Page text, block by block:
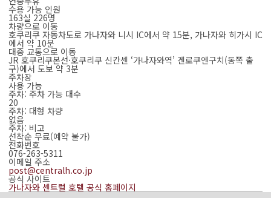
수용 가능 인원
163실 226명
차량으로 이동
호쿠리쿠 자동차도로 가나자와 니시 IC에서 약 15분, 가나자와 히가시 IC
에서 약 10분
대중 교통으로 이동
JR 호쿠리쿠본선·호쿠리쿠 신칸센 ‘가나자와역’ 겐로쿠엔구치(동쪽 출
구)에서 도보 약 3분
주차장
사용 가능
주차: 주차 가능 대수
20
주차: 대형 차량
없음
주차: 비고
선착순 무료(예약 불가)
전화번호
076-263-5311
이메일 주소
post@centralh.co.jp
공식 사이트
가나자와 센트럴 호텔 공식 홈페이지